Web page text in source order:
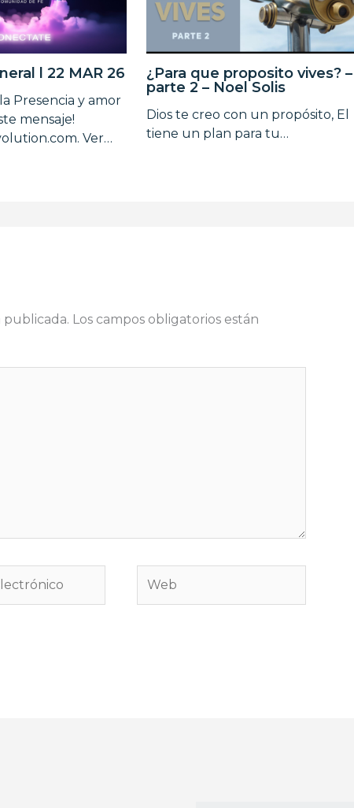
l 22 MAR 26
Presencia y amor
mensaje!
Ver…
¿Para que proposito vives? –
parte 2 – Noel Solis
Dios te creo con un propósito, El
tiene un plan para tu…
publicada. Los campos obligatorios están